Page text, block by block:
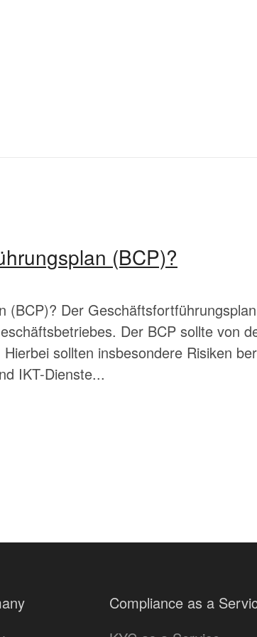
(BCP)?
(BCP)? Der
Der BCP sollte von
sollten insbesondere Risiken
IKT-Dienste...
Compliance as a